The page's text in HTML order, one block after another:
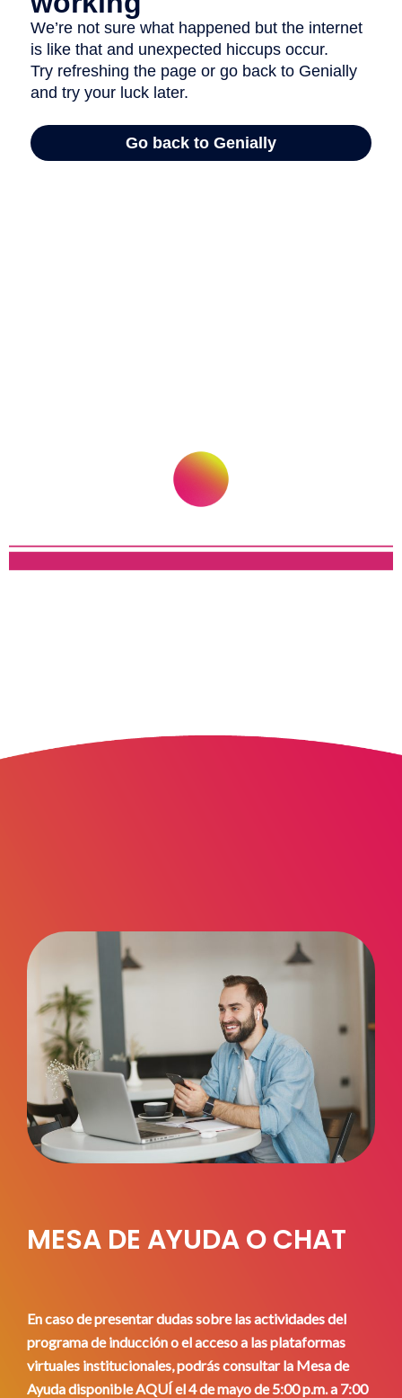
MESA DE AYUDA O CHAT
En caso de presentar dudas sobre las actividades del
programa de inducción o el acceso a las plataformas
virtuales institucionales, podrás consultar la Mesa de
Ayuda disponible AQUÍ el 4 de mayo de 5:00 p.m. a 7:00